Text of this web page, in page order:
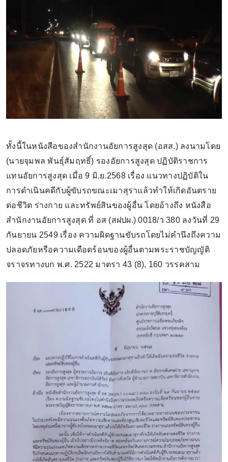
ทั้งนี้ในหนังสือของสำนักงานอัยการสูงสุด (อสส.) ลงนามโดย
(นายจุมพล พันธุ์สัมฤทธิ์) รองอัยการสูงสุด ปฏิบัติราชการ
แทนอัยการสูงสุด เมื่อ 9 มิ.ย.2568 เรื่อง แนวทางปฏิบัติใน
การดำเนินคดีกับผู้ขับรถขณะเมาสุราแล้วทำให้เกิดอันตราย
ต่อชีวิต ร่างกาย และทรัพย์สินของผู้อื่น โดยอ้างถึง หนังสือ
สำนักงานอัยการสูงสุด ที่ อส (สฝปผ.) 0018/ว 380 ลงวันที่ 29
กันยายน 2549 เรื่อง ความผิดฐานขับรถโดยไม่คำนึงถึงความ
ปลอดภัยหรือความเดือดร้อนของผู้อื่นตามพระราชบัญญัติ
จราจรทางบก พ.ศ. 2522 มาตรา 43 (8), 160 วรรคสาม